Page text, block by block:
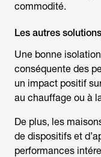
commodité.
Les autres
Une bonne
conséquente des
un impact positif
au chauffage ou à
De plus, les
de dispositifs et
performances